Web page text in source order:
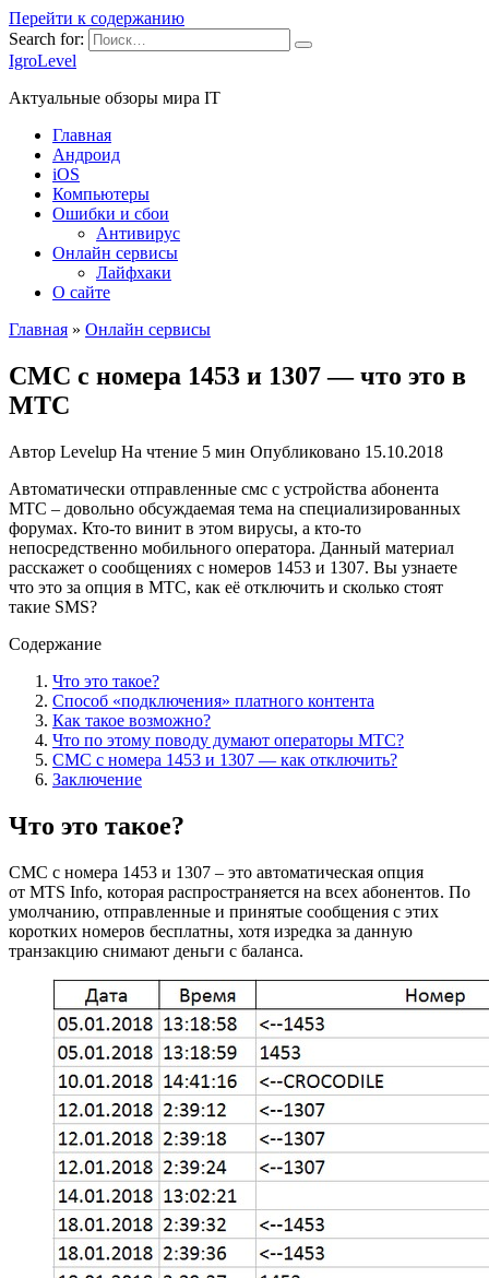
Перейти к содержанию
Search for:
IgroLevel
Актуальные обзоры мира IT
Главная
Андроид
iOS
Компьютеры
Ошибки и сбои
Антивирус
Онлайн сервисы
Лайфхаки
О сайте
Главная » Онлайн сервисы
СМС с номера 1453 и 1307 — что это в
МТС
Автор Levelup На чтение 5 мин Опубликовано 15.10.2018
Автоматически отправленные смс с устройства абонента
МТС – довольно обсуждаемая тема на специализированных
форумах. Кто-то винит в этом вирусы, а кто-то
непосредственно мобильного оператора. Данный материал
расскажет о сообщениях с номеров 1453 и 1307. Вы узнаете
что это за опция в МТС, как её отключить и сколько стоят
такие SMS?
Содержание
Что это такое?
Способ «подключения» платного контента
Как такое возможно?
Что по этому поводу думают операторы МТС?
СМС с номера 1453 и 1307 — как отключить?
Заключение
Что это такое?
СМС с номера 1453 и 1307 – это автоматическая опция
от MTS Info, которая распространяется на всех абонентов. По
умолчанию, отправленные и принятые сообщения с этих
коротких номеров бесплатны, хотя изредка за данную
транзакцию снимают деньги с баланса.